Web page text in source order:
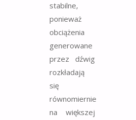
stabilne,
ponieważ
obciążenia
generowane
przez dźwig
rozkładają
się
równomiernie
na większej